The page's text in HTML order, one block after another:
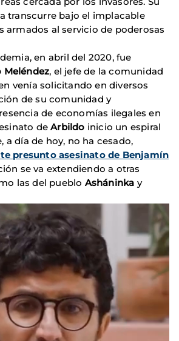
transcurre bajo el implacable
armados al servicio de poderosas
en abril del 2020, fue
Meléndez, el jefe de la comunidad
venía solicitando en diversos
de su comunidad y
de economías ilegales en
deArbildo inicio un espiral
a día de hoy, no ha cesado,
presunto asesinato de Benjamín
se va extendiendo a otras
las del pueblo Asháninka y